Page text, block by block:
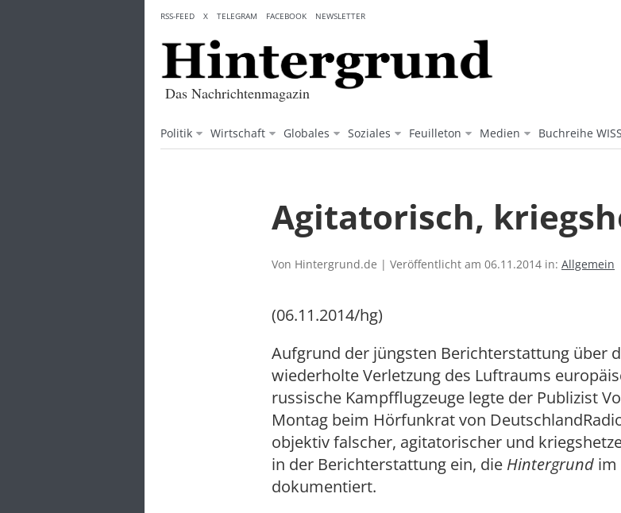
content
Das Nachrichtenmagazin
Politik Wirtschaft Globales Soziales Feuilleton Medien Buchreihe
RSS-FEED X TELEGRAM FACEBOOK NEWSLETTER
Agitatorisch,
Von Hintergrund.de | Veröffentlicht am 06.11.2014 in: Allgemein
(06.11.2014/hg)
Aufgrund der jüngsten Berichterstattung über
wiederholte Verletzung des Luftraums
russische Kampfflugzeuge legte der Publizist
Montag beim Hörfunkrat von
objektiv falscher, agitatorischer und
in der Berichterstattung ein, die Hintergrund im
dokumentiert.